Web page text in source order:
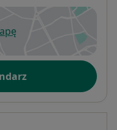
się w nowej karcie